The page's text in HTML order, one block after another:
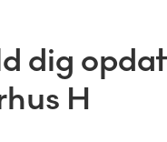
dig
H